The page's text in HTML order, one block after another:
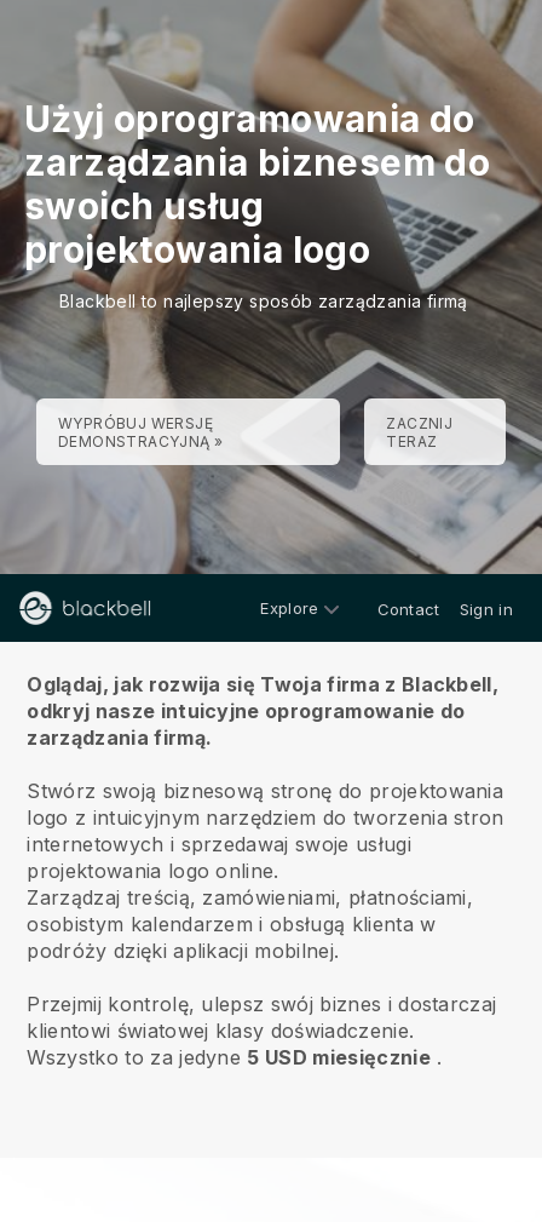
Użyj oprogramowania do
zarządzania biznesem do
swoich usług
projektowania logo
Blackbell to najlepszy sposób zarządzania firmą
WYPRÓBUJ WERSJĘ
DEMONSTRACYJNĄ »
ZACZNIJ
TERAZ
Explore Contact Sign in
Oglądaj, jak rozwija się Twoja firma z Blackbell,
odkryj nasze intuicyjne oprogramowanie do
zarządzania firmą.
Stwórz swoją biznesową stronę do projektowania
logo z intuicyjnym narzędziem do tworzenia stron
internetowych i sprzedawaj swoje usługi
projektowania logo online.
Zarządzaj treścią, zamówieniami, płatnościami,
osobistym kalendarzem i obsługą klienta w
podróży dzięki aplikacji mobilnej.
Przejmij kontrolę, ulepsz swój biznes i dostarczaj
klientowi światowej klasy doświadczenie.
Wszystko to za jedyne 5 USD miesięcznie.